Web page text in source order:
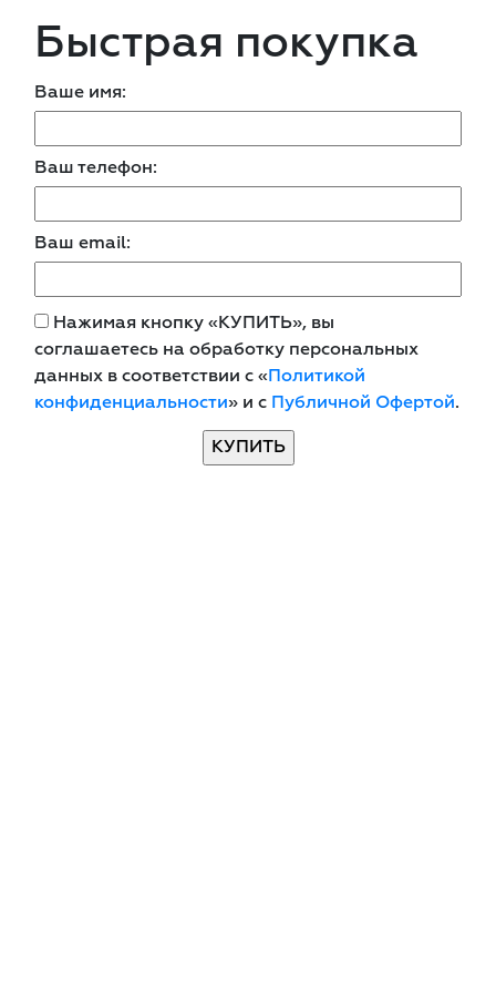
Быстрая покупка
Ваше имя:
Ваш телефон:
Ваш email:
Нажимая кнопку «КУПИТЬ», вы
соглашаетесь на обработку персональных
данных в соответствии с «Политикой
конфиденциальности» и с Публичной Офертой.